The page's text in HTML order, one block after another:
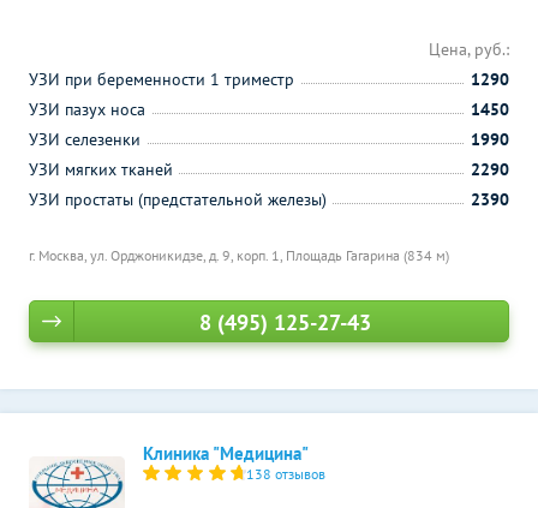
г. Москва, ул. Орджоникидзе, д. 9, корп. 1, Площадь Гагарина (834 м)
Цена, руб.:
УЗИ при беременности 1 триместр
1290
УЗИ пазух носа
1450
УЗИ селезенки
1990
УЗИ мягких тканей
2290
УЗИ простаты (предстательной железы)
2390
8 (495) 125-27-43
Клиника "Медицина"
138 отзывов